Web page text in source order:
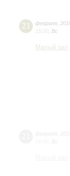
21 февраля
15:00 Вс
Малый зал